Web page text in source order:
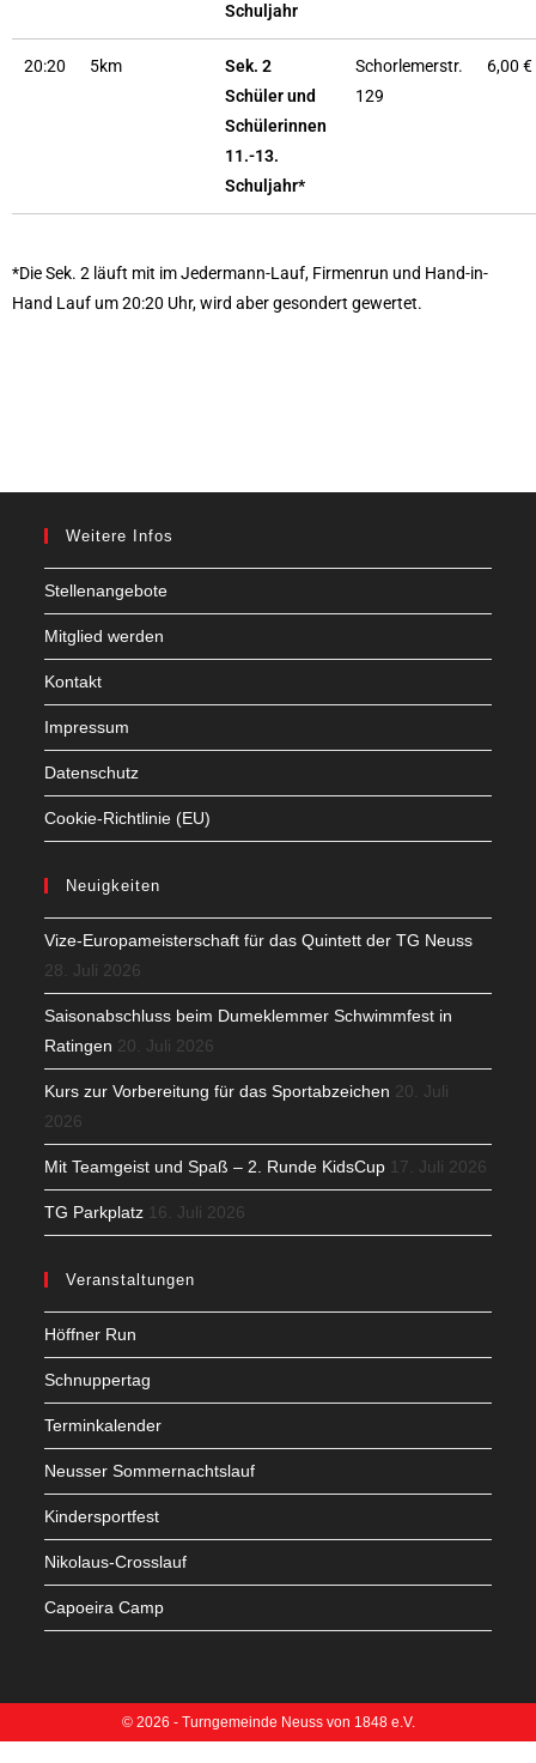
Schuljahr
20:20 5km
Sek. 2
Schüler und
Schülerinnen
11.-13.
Schuljahr*
Schorlemerstr.
129
6,00 €
*Die Sek. 2 läuft mit im Jedermann-Lauf, Firmenrun und Hand-in-
Hand Lauf um 20:20 Uhr, wird aber gesondert gewertet.
Weitere Infos
Stellenangebote
Mitglied werden
Kontakt
Impressum
Datenschutz
Cookie-Richtlinie (EU)
Neuigkeiten
Vize-Europameisterschaft für das Quintett der TG Neuss
28. Juli 2026
Saisonabschluss beim Dumeklemmer Schwimmfest in
Ratingen 20. Juli 2026
Kurs zur Vorbereitung für das Sportabzeichen 20. Juli
2026
Mit Teamgeist und Spaß – 2. Runde KidsCup 17. Juli 2026
TG Parkplatz 16. Juli 2026
Veranstaltungen
Höffner Run
Schnuppertag
Terminkalender
Neusser Sommernachtslauf
Kindersportfest
Nikolaus-Crosslauf
Capoeira Camp
© 2026 - Turngemeinde Neuss von 1848 e.V.